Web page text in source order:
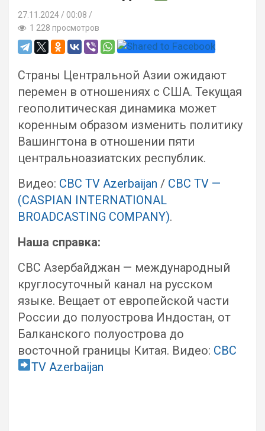
27.11.2024
00:08 /
1 228 просмотров
Страны Центральной Азии ожидают
перемен в отношениях с США. Текущая
геополитическая динамика может
коренным образом изменить политику
Вашингтона в отношении пяти
центральноазиатских республик.
Видео: CBC TV Azerbaijan / CBC TV —
(CASPIAN INTERNATIONAL
BROADCASTING COMPANY).
Наша справка:
CBC Азербайджан — международный
круглосуточный канал на русском
языке. Вещает от европейской части
России до полуострова Индостан, от
Балканского полуострова до
восточной границы Китая. Видео: CBC
TV Azerbaijan